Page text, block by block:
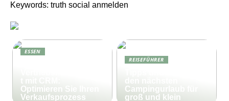
Keywords: truth social anmelden
ESSEN
Optimieren Sie Ihren
Verkaufsprozess
REISEFÜHRER
Campingurlaub für
groß und klein